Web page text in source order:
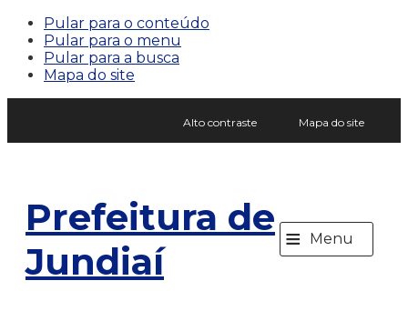
Pular para o conteúdo
Pular para o menu
Pular para a busca
Mapa do site
Alto contraste Mapa do site
Prefeitura de
Jundiaí
≡ Menu